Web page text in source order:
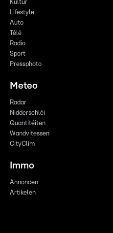
Kultur
Lifestyle
Auto
Télé
Radio
Sport
Pressphoto
Meteo
Radar
Nidderschléi
Quantitéiten
Wandvitessen
CityClim
Immo
Annoncen
Artikelen